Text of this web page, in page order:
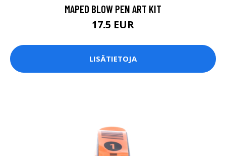
MAPED BLOW PEN ART KIT
17.5 EUR
LISÄTIETOJA